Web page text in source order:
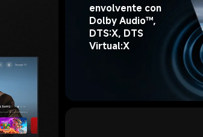
envolvente con
Dolby Audio™,
DTS:X, DTS
Virtual:X